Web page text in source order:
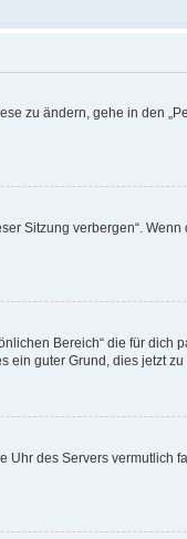
zu ändern, gehe in den
Sitzung verbergen“.
Bereich“ die für dich
ein guter Grund, dies jetzt zu
des Servers vermutlich